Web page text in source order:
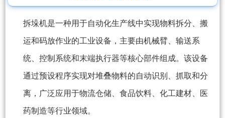
拆垛机是一种用于自动化生产线中实现物料拆分、搬
运和码放作业的工业设备，主要由机械臂、输送系
统、控制系统和末端执行器等核心部件组成。该设备
通过预设程序实现对堆叠物料的自动识别、抓取和分
离，广泛应用于物流仓储、食品饮料、化工建材、医
药制造等行业领域。